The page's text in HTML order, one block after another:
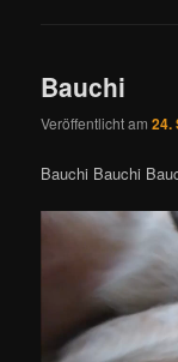
Bauchi
Veröffentlicht am24.
Bauchi Bauchi
Video-